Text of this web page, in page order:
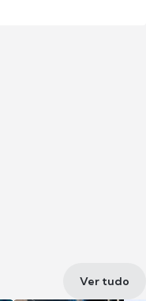
Ver tudo